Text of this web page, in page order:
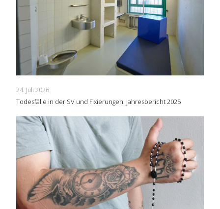
24. Juli 2026
Todesfälle in der SV und Fixierungen: Jahresbericht 2025